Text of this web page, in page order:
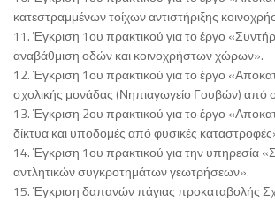
κατεστραμμένων τοίχων αντιστήριξης
11. Έγκριση 1ου πρακτικού για το έργο
αναβάθμιση οδών και κοινοχρήστων χώρων».
12. Έγκριση 1ου πρακτικού για το έργο
σχολικής μονάδας (Νηπιαγωγείο Γουβών) από
13. Έγκριση 2ου πρακτικού για το έργο
δίκτυα και υποδομές από φυσικές
14. Έγκριση 1ου πρακτικού για την υπηρεσία
αντλητικών συγκροτημάτων γεωτρήσεων».
15. Έγκριση δαπανών πάγιας προκαταβολής